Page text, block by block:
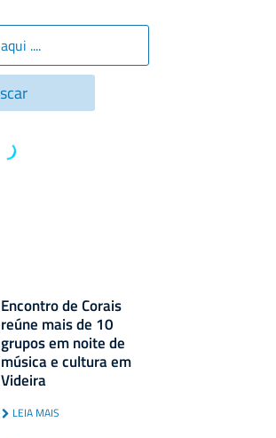
Encontro de Corais
reúne mais de 10
grupos em noite de
música e cultura em
Videira
LEIA MAIS